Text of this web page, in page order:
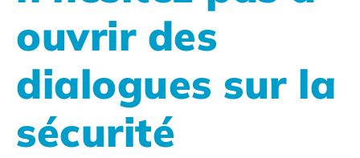
ouvrir des
dialogues sur la
sécurité